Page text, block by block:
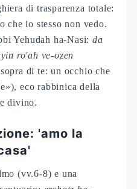
di trasparenza totale:
che io stesso non vedo.
Yehudah ha-Nasi: da
ro'ah ve-ozen
di te: un occhio che
eco rabbinica della
divino.
'amo la
(vv.6-8) e una